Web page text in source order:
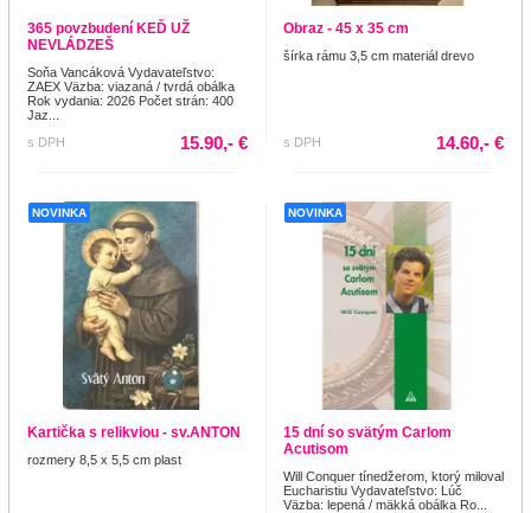
365 povzbudení KEĎ UŽ
NEVLÁDZEŠ
Soňa Vancáková Vydavateľstvo:
ZAEX Väzba: viazaná / tvrdá obálka
Rok vydania: 2026 Počet strán: 400
Jaz...
s DPH
15.90,- €
Obraz - 45 x 35 cm
šírka rámu 3,5 cm materiál drevo
s DPH 14.60,- €
NOVINKA
Kartička s relikviou - sv.ANTON
rozmery 8,5 x 5,5 cm plast
NOVINKA
15 dní so svätým Carlom
Acutisom
Will Conquer tínedžerom, ktorý miloval
Eucharistiu Vydavateľstvo: Lúč
Väzba: lepená / mäkká obálka Ro...